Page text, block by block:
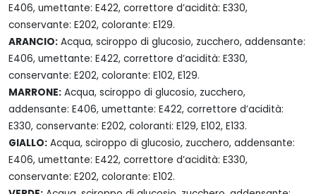
E406, umettante: E422, correttore d’acidità: E330,
conservante: E202, colorante: E129.
ARANCIO: Acqua, sciroppo di glucosio, zucchero, addensante:
E406, umettante: E422, correttore d’acidità: E330,
conservante: E202, colorante: E102, E129.
MARRONE: Acqua, sciroppo di glucosio, zucchero,
addensante: E406, umettante: E422, correttore d’acidità:
E330, conservante: E202, coloranti: E129, E102, E133.
GIALLO: Acqua, sciroppo di glucosio, zucchero, addensante:
E406, umettante: E422, correttore d’acidità: E330,
conservante: E202, colorante: E102.